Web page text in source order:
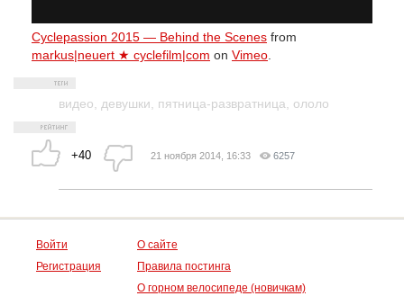
Cyclepassion 2015 — Behind the Scenes from
markus|neuert ★ cyclefilm|com on Vimeo
видео девушки пятница-развратница ололо
+40 21 ноября 2014, 16:33 6257
Войти
Регистрация
О сайте
Правила постинга
О горном велосипеде (новичкам)